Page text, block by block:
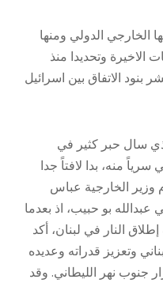
الخارجي الدولي ومنها
الاخيرة وتحديدا منذ
بنود الاتفاق بين اسرائيل
سال حبر كثير في
منه، بدا لافتاً جدا
وزير الخارجية عباس
بو حبيب، اذ بعدما
النار في لبنان، أكد
وتعزيز قدراته وعديده
جنوب نهر الليطاني. وقد